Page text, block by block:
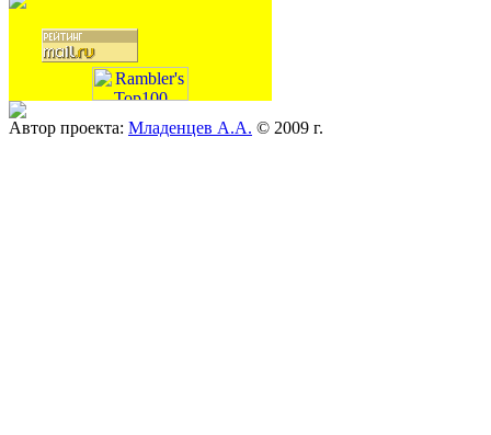
Автор проекта: Младенцев А.А. © 2009 г.